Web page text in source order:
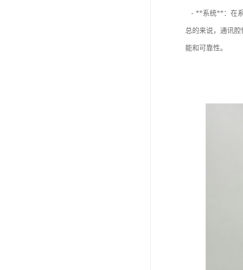
- **系统**：在系
总的来说，通讯
能和可靠性。